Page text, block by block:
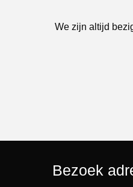
We zijn altijd
Bezoek